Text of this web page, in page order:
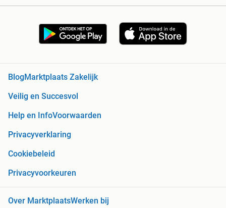
BlogMarktplaats Zakelijk
Veilig en Succesvol
Help en InfoVoorwaarden
Privacyverklaring
Cookiebeleid
Privacyvoorkeuren
Over MarktplaatsWerken bij